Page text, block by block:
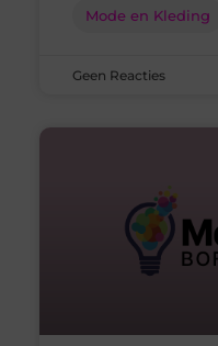
Mode en Kleding
Geen Reacties